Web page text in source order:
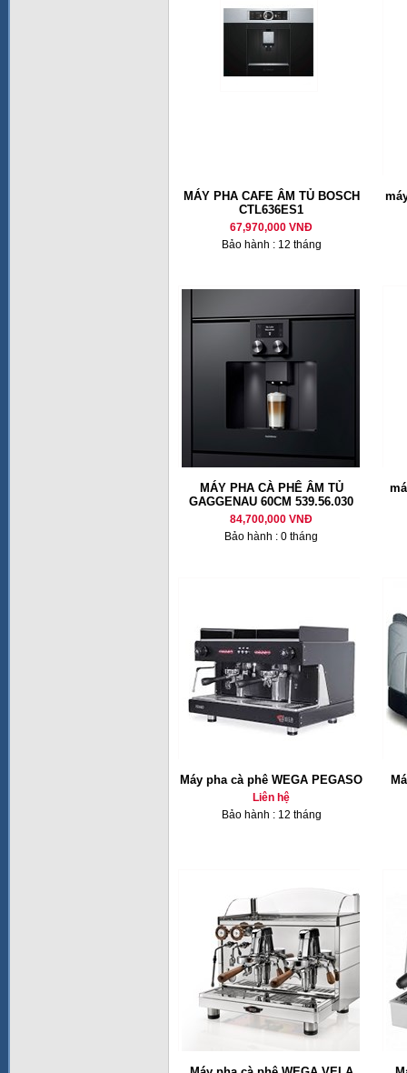
MÁY PHA CAFE ÂM TỦ BOSCH
CTL636ES1
67,970,000 VNĐ
Bảo hành : 12 tháng
MÁY PHA CÀ PHÊ ÂM TỦ
GAGGENAU 60CM 539.56.030
84,700,000 VNĐ
Bảo hành : 0 tháng
Máy pha cà phê WEGA PEGASO
Liên hệ
Bảo hành : 12 tháng